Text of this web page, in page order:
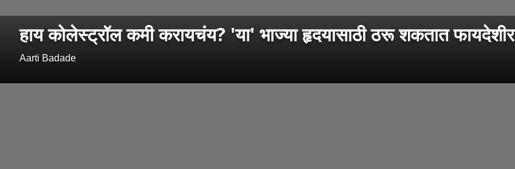
हाय कोलेस्ट्रॉल कमी करायचंय? 'या' भाज्या हृदयासाठी ठरू शकतात फायदेशीर
Aarti Badade